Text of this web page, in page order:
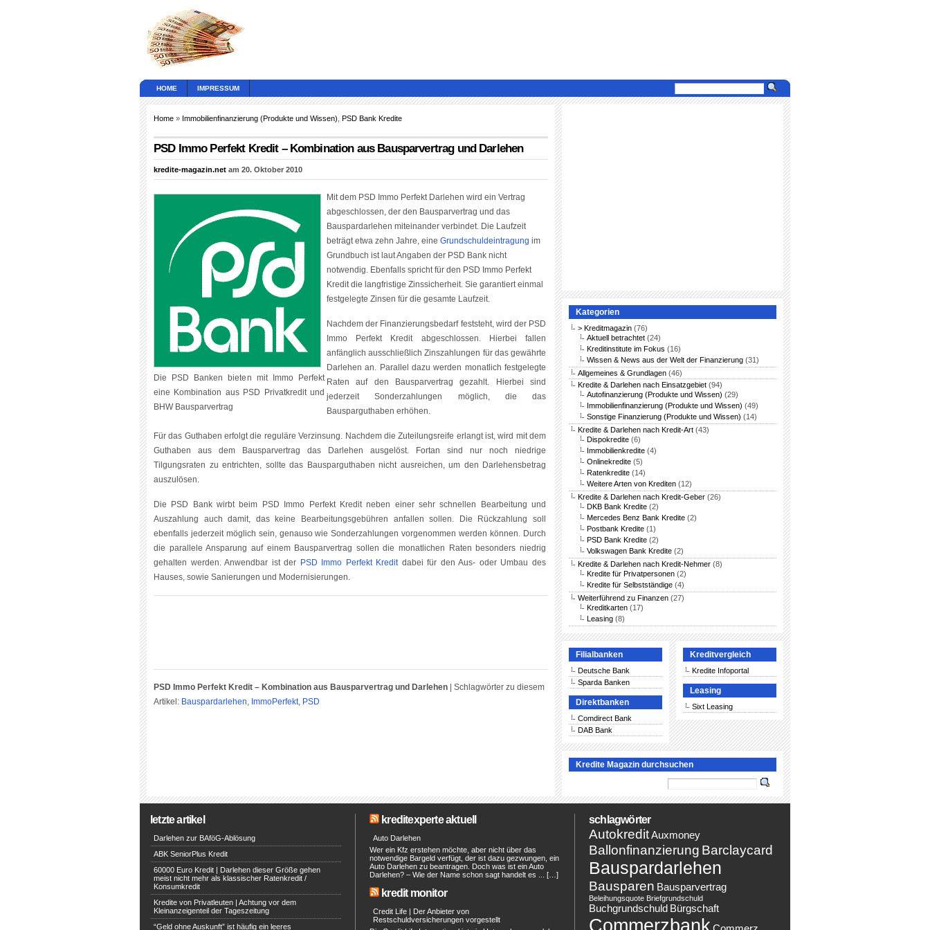
HOME IMPRESSUM
Home » Immobilienfinanzierung (Produkte und Wissen) PSD Bank Kredite
PSD Immo Perfekt Kredit – Kombination aus Bausparvertrag und Darlehen
kredite-magazin.net am 20. Oktober 2010
Die PSD Banken bieten mit Immo Perfekt
eine Kombination aus PSD Privatkredit und
BHW Bausparvertrag
Mit dem PSD Immo Perfekt Darlehen wird ein Vertrag
abgeschlossen, der den Bausparvertrag und das
Bauspardarlehen miteinander verbindet. Die Laufzeit
beträgt etwa zehn Jahre, eine Grundschuldeintragung im
Grundbuch ist laut Angaben der PSD Bank nicht
notwendig. Ebenfalls spricht für den PSD Immo Perfekt
Kredit die langfristige Zinssicherheit. Sie garantiert einmal
festgelegte Zinsen für die gesamte Laufzeit.
Nachdem der Finanzierungsbedarf feststeht, wird der PSD
Immo Perfekt Kredit abgeschlossen. Hierbei fallen
anfänglich ausschließlich Zinszahlungen für das gewährte
Darlehen an. Parallel dazu werden monatlich festgelegte
Raten auf den Bausparvertrag gezahlt. Hierbei sind
jederzeit Sonderzahlungen möglich, die das
Bausparguthaben erhöhen.
Für das Guthaben erfolgt die reguläre Verzinsung. Nachdem die Zuteilungsreife erlangt ist, wird mit dem
Guthaben aus dem Bausparvertrag das Darlehen ausgelöst. Fortan sind nur noch niedrige
Tilgungsraten zu entrichten, sollte das Bausparguthaben nicht ausreichen, um den Darlehensbetrag
auszulösen.
Die PSD Bank wirbt beim PSD Immo Perfekt Kredit neben einer sehr schnellen Bearbeitung und
Auszahlung auch damit, das keine Bearbeitungsgebühren anfallen sollen. Die Rückzahlung soll
ebenfalls jederzeit möglich sein, genauso wie Sonderzahlungen vorgenommen werden können. Durch
die parallele Ansparung auf einem Bausparvertrag sollen die monatlichen Raten besonders niedrig
gehalten werden. Anwendbar ist der PSD Immo Perfekt Kreditdabei für den Aus- oder Umbau des
Hauses, sowie Sanierungen und Modernisierungen.
PSD Immo Perfekt Kredit – Kombination aus Bausparvertrag und Darlehen
Schlagwörter zu diesem
Artikel: Bauspardarlehen, ImmoPerfekt, PSD
Kategorien
> Kreditmagazin (76)
Aktuell betrachtet (24)
Kreditinstitute im Fokus (16)
Wissen & News aus der Welt der Finanzierung (31)
Allgemeines & Grundlagen (46)
Kredite & Darlehen nach Einsatzgebiet (94)
Autofinanzierung (Produkte und Wissen) (29)
Immobilienfinanzierung (Produkte und Wissen) (49)
Sonstige Finanzierung (Produkte und Wissen) (14)
Kredite & Darlehen nach Kredit-Art (43)
Dispokredite (6)
Immobilienkredite (4)
Onlinekredite (5)
Ratenkredite (14)
Weitere Arten von Krediten (12)
Kredite & Darlehen nach Kredit-Geber (26)
DKB Bank Kredite (2)
Mercedes Benz Bank Kredite (2)
Postbank Kredite (1)
PSD Bank Kredite (2)
Volkswagen Bank Kredite (2)
Kredite & Darlehen nach Kredit-Nehmer (8)
Kredite für Privatpersonen (2)
Kredite für Selbstständige (4)
Weiterführend zu Finanzen (27)
Kreditkarten (17)
Leasing (8)
Filialbanken
Deutsche Bank
Sparda Banken
Direktbanken
Comdirect Bank
DAB Bank
Kreditvergleich
Kredite Infoportal
Leasing
Sixt Leasing
Kredite Magazin durchsuchen
letzte artikel
Darlehen zur BAföG-Ablösung
ABK SeniorPlus Kredit
60000 Euro Kredit | Darlehen dieser Größe gehen
meist nicht mehr als klassischer Ratenkredit /
Konsumkredit
Kredite von Privatleuten | Achtung vor dem
Kleinanzeigenteil der Tageszeitung
“Geld ohne Auskunft” ist häufig ein leeres
kreditexperte aktuell
Auto Darlehen
Wer ein Kfz erstehen möchte, aber nicht über das
notwendige Bargeld verfügt, der ist dazu gezwungen, ein
Auto Darlehen zu beantragen. Doch was ist ein Auto
Darlehen? – Wie der Name schon sagt handelt es ... […]
kredit monitor
Credit Life | Der Anbieter von
Restschuldversicherungen vorgestellt
schlagwörter
AutokreditAuxmoney
Ballonfinanzierung Barclaycard
Bauspardarlehen
Bausparen Bausparvertrag
Beleihungsquote Briefgrundschuld
Buchgrundschuld Bürgschaft
Commerzbank